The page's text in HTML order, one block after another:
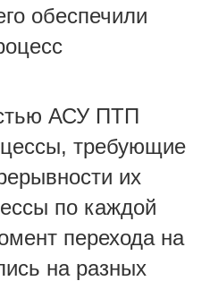
обеспечили
АСУ ПТП
требующие
их
по каждой
перехода на
на разных